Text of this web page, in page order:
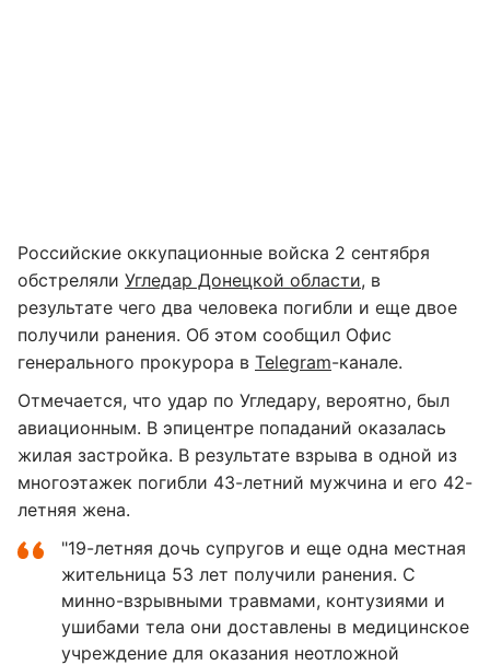
Российские оккупационные войска 2 сентября
обстреляли Угледар Донецкой области, в
результате чего два человека погибли и еще двое
получили ранения. Об этом сообщил Офис
генерального прокурора в Telegram-канале.
Отмечается, что удар по Угледару, вероятно, был
авиационным. В эпицентре попаданий оказалась
жилая застройка. В результате взрыва в одной из
многоэтажек погибли 43-летний мужчина и его 42-
летняя жена.
"19-летняя дочь супругов и еще одна местная
жительница 53 лет получили ранения. С
минно-взрывными травмами, контузиями и
ушибами тела они доставлены в медицинское
учреждение для оказания неотложной